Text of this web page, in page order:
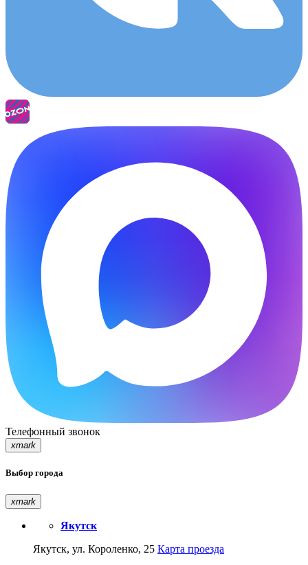
Телефонный звонок
xmark
Выбор города
xmark
Якутск
Якутск, ул. Короленко, 25 Карта проезда